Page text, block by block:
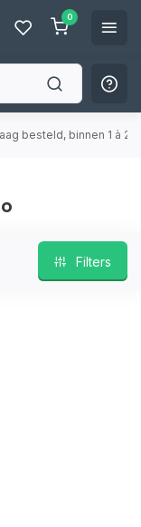
0
besteld, binnen 1 à 2
Filters